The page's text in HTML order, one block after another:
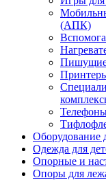
(АПК)
Пишущие
Оборудование
Одежда для
Опорные и
Опоры для